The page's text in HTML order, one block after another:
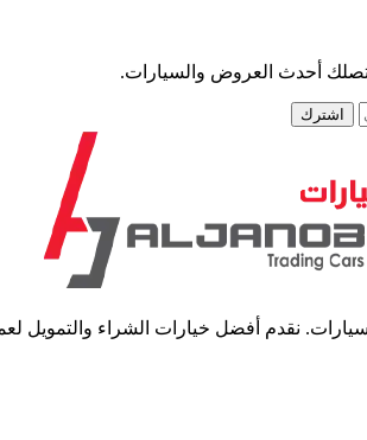
لتصلك أحدث العروض والسيارات.
اشترك
نقدم أفضل خيارات الشراء والتمويل